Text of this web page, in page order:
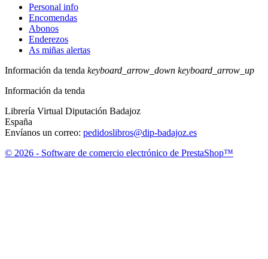
Personal info
Encomendas
Abonos
Enderezos
As miñas alertas
Información da tenda keyboard_arrow_down keyboard_arrow_up
Información da tenda
Librería Virtual Diputación Badajoz
España
Envíanos un correo: pedidoslibros@dip-badajoz.es
© 2026 - Software de comercio electrónico de PrestaShop™